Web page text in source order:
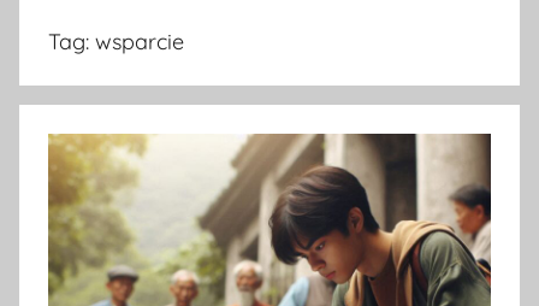
Tag: wsparcie